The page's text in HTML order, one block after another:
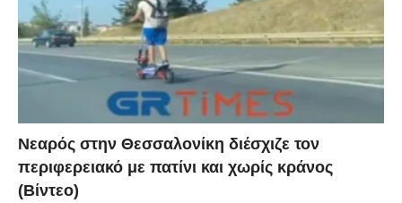
Νεαρός στην Θεσσαλονίκη διέσχιζε τον
περιφερειακό με πατίνι και χωρίς κράνος
(Βίντεο)